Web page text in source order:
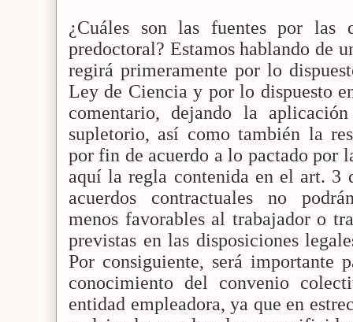
¿Cuáles son las fuentes por las
predoctoral? Estamos hablando de
regirá primeramente por lo
Ley de Ciencia y por lo dispuesto
comentario, dejando la
supletorio, así como también la
por fin de acuerdo a lo pactado por
aquí la regla contenida en el art. 3
acuerdos contractuales no
menos favorables al trabajador o
previstas en las disposiciones
Por consiguiente, será importante
conocimiento del convenio
entidad empleadora, ya que en